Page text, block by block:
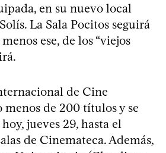
en su nuevo local
La Sala Pocitos seguirá
ese, de los “viejos
de Cine
de 200 títulos y se
jueves 29, hasta el
de Cinemateca. Además,